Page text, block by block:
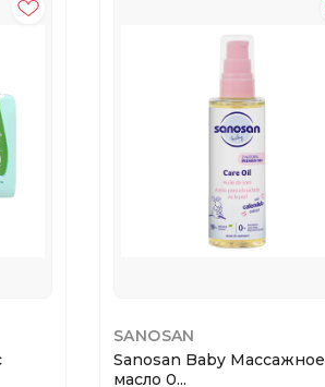
SANOSAN
Sanosan Baby Массажное
масло 0...